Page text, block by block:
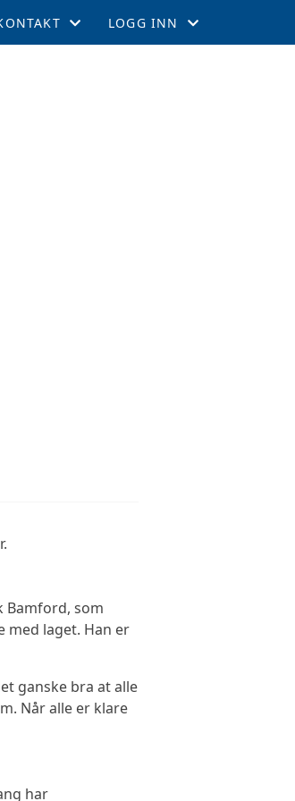
LOGG INN
Bamford, som
med laget. Han er
ganske bra at alle
Når alle er klare
har